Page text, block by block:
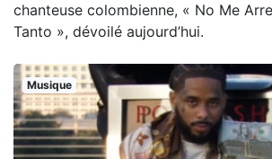
chanteuse colombienne, « No Me
Tanto », dévoilé aujourd’hui.
Musique